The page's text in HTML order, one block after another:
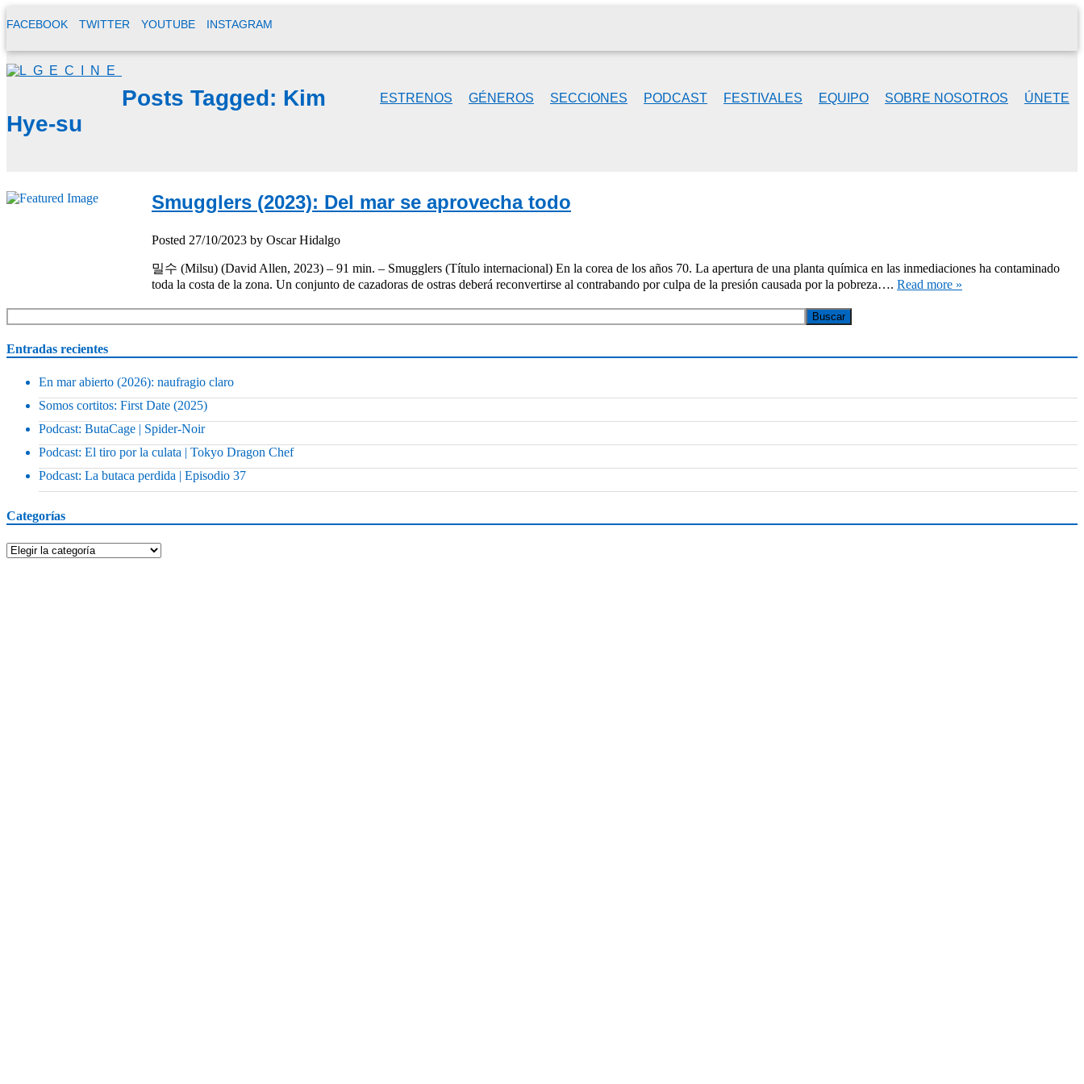
FACEBOOK TWITTER YOUTUBE INSTAGRAM
ESTRENOS GÉNEROS SECCIONES PODCAST FESTIVALES EQUIPO SOBRE NOSOTROS ÚNETE
Posts Tagged: Kim
Hye-su
Smugglers (2023): Del mar se aprovecha todo
Posted 27/10/2023 by Oscar Hidalgo
밀수 (Milsu) (David Allen, 2023) – 91 min. – Smugglers (Título internacional) En la corea de los años 70. La apertura de una planta química en las inmediaciones ha contaminado
toda la costa de la zona. Un conjunto de cazadoras de ostras deberá reconvertirse al contrabando por culpa de la presión causada por la pobreza…. Read more »
Entradas recientes
En mar abierto (2026): naufragio claro
Somos cortitos: First Date (2025)
Podcast: ButaCage | Spider-Noir
Podcast: El tiro por la culata | Tokyo Dragon Chef
Podcast: La butaca perdida | Episodio 37
Categorías
Categorías